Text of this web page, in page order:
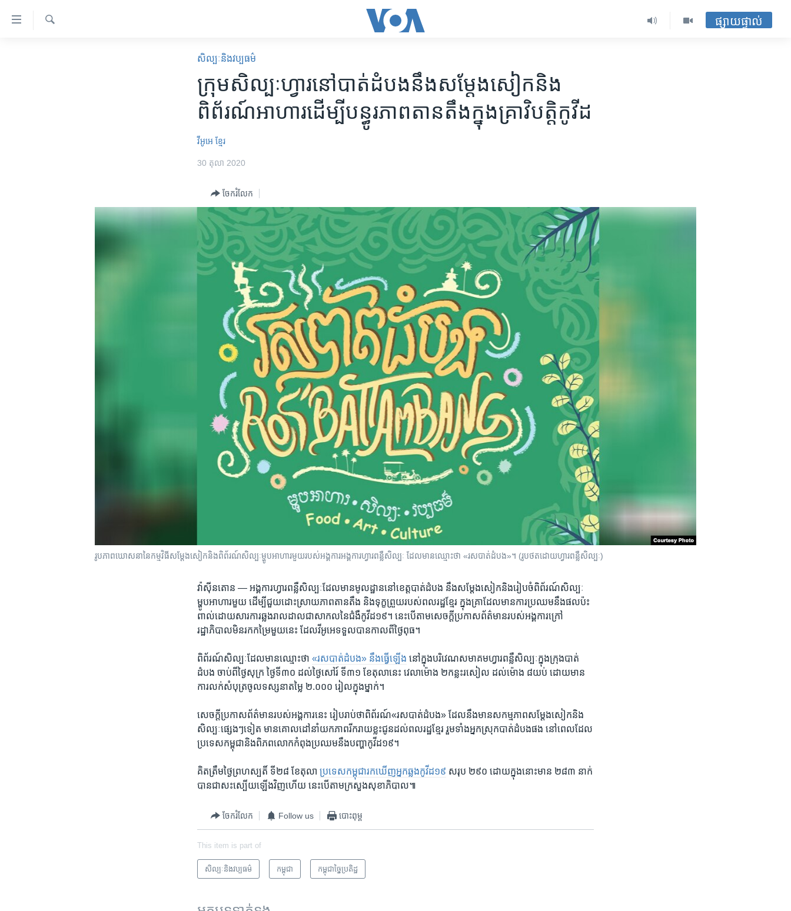
ទៅ​
ផ្សាយផ្ទាល់
សិល្បៈនិងវប្បធម៌
ក្រុម​សិល្បៈ​ហ្វារ​នៅ​បាត់ដំបង​នឹង​សម្តែង​សៀក​និង​
ពិព័រណ៍​អាហារ​ដើម្បី​បន្ធូរ​​​ភាព​តានតឹង​ក្នុង​គ្រា​វិបត្តិ​កូវីដ
វីអូអេ​​ ខ្មែរ​
30 តុលា 2020
ចែករំលែក
រូបភាពឃោសនានៃកម្មវិធីសម្តែង​សៀក​និង​​ពិព័រណ៍​សិល្បៈ​ម្ហូបអាហារ​មួយរបស់អង្គការអង្គការ​​​ហ្វារ​ពន្លឺ​សិល្បៈ ដែលមានឈ្មោះថា «រសបាត់ដំបង»។ (រូបថតដោយហ្វារពន្លឺសិល្បៈ)
វ៉ាស៊ីនតោន —អង្គការ​ហ្វារ​ពន្លឺ​សិល្បៈ​ដែល​មាន​មូលដ្ឋាន​នៅ​ខេត្ត​បាត់ដំបង ​នឹង​សម្តែង​សៀក​និង​រៀបចំ​ពិព័រណ៍​សិល្បៈ​
ម្ហូបអាហារ​មួយ ដើម្បី​ជួយដោះស្រាយ​ភាព​តានតឹង​ និង​ទុក្ខព្រួយ​របស់​ពលរដ្ឋ​ខ្មែរ​ ក្នុង​គ្រា​ដែល​មាន​ការ​ប្រឈម​នឹង​ផលប៉ះ
ពាល់​ដោយ​សារ​ការ​ឆ្លង​រាលដាល​ជា​សាកល​នៃ​ជំងឺ​កូវីដ១៩។ នេះ​បើ​តាមសេចក្តី​ប្រកាស​ព័ត៌មាន​របស់​អង្គការ​ក្រៅ​
រដ្ឋាភិបាល​មិន​រក​កម្រៃ​មួយ​នេះ ដែល​វីអូអេ​ទទួល​បាន​កាល​ពី​ថ្ងៃ​ពុធ។
ពិព័រណ៍​សិល្បៈ​ដែល​មាន​ឈ្មោះ​ថា«រស​បាត់ដំបង» នឹង​ធ្វើ​ឡើង ​នៅ​ក្នុង​បរិវេណ​សមាគម​ហ្វារពន្លឺសិល្បៈ​ក្នុង​ក្រុង​បាត់
ដំបង ​ចាប់​ពីថ្ងៃ​សុក្រ​ ថ្ងៃ​ទី៣០​ ដល់​ថ្ងៃ​សៅរ៍ ​ទី​៣១​ ខែ​តុលានេះ វេលា​ម៉ោង ​២​កន្លះ​រសៀល ​ដល់​ម៉ោង ​៨​យប់ ដោយ​មាន​
ការ​លក់​សំបុត្រ​ចូល​ទស្សនា​តម្លៃ​ ២.០០០​ រៀល​ក្នុង​ម្នាក់។
សេចក្តី​ប្រកាស​ព័ត៌មាន​របស់​អង្គការនេះ រៀបរាប់​ថា​ពិព័រណ៍​«រស​បាត់ដំបង» ​ដែល​នឹង​មាន​សកម្មភាព​សម្តែង​សៀក​និង​
សិល្បៈ​ផ្សេងៗ​ទៀត​ មាន​គោល​ដៅ​នាំ​យក​ភាព​រីករាយ​ខ្លះជូន​ដល់​ពលរដ្ឋ​ខ្មែរ​ រួម​ទាំង​អ្នក​ស្រុក​បាត់ដំបងផង នៅ​ពេល​ដែល​
ប្រទេស​កម្ពុជានិង​ពិភពលោក​កំពុង​ប្រឈម​នឹង​បញ្ហា​កូវីដ​១៩។
គិត​ត្រឹម​ថ្ងៃ​ព្រហស្បតិ៍​ ទី​២៨ ​ខែ​តុលាប្រទេស​កម្ពុជារក​ឃើញ​អ្នក​ឆ្លង​កូវីដ​១៩ ​ សរុប​ ២៩០​ ដោយ​ក្នុង​នោះ​មាន ​២៨៣​ នាក់​
បានជា​សះស្បើយ​ឡើង​វិញ​ហើយ នេះ​បើ​តាម​ក្រសួង​សុខាភិបាល៕
ចែករំលែក Follow us បោះពុម្ព
This item is part of
សិល្បៈនិងវប្បធម៌ កម្ពុជា កម្ពុជាច្នៃប្រតិដ្ឋ